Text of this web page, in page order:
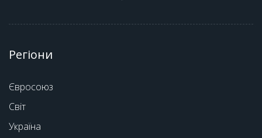
Регіони
Євросоюз
Світ
Україна